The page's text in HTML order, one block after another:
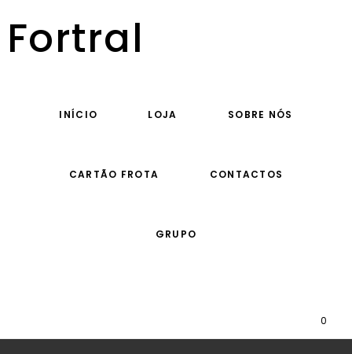
Fortral
INÍCIO LOJA SOBRE NÓS
CARTÃO FROTA CONTACTOS
GRUPO
0